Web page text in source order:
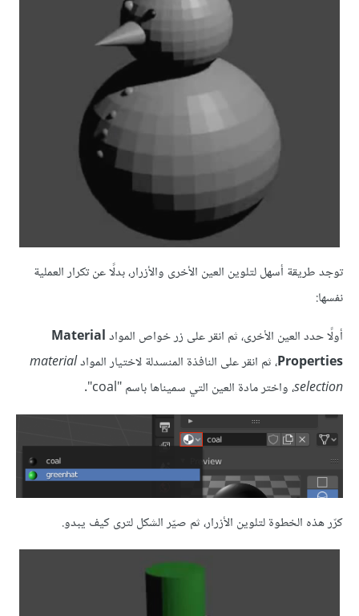
توجد طريقة أسهل لتلوين العين الأخرى والأزرار، بدلًا عن تكرار العملية
نفسها:
أولًا حدد العين الأخرى، ثم انقر على زر خواص الموادMaterial
Properties، ثم انقر على النافذة المنسدلة لاختيار الموادmaterial
selection، واختر مادة العين التي سميناها باسم "coal".
كرّر هذه الخطوة لتلوين الأزرار، ثم صيّر الشكل لترى كيف يبدو.